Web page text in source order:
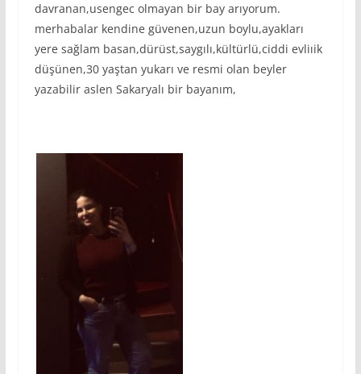
davranan,usengec olmayan bir bay arıyorum.
merhabalar kendine güvenen,uzun boylu,ayakları
yere sağlam basan,dürüst,saygılı,kültürlü,ciddi evliıik
düşünen,30 yaştan yukarı ve resmi olan beyler
yazabilir aslen Sakaryalı bir bayanım,